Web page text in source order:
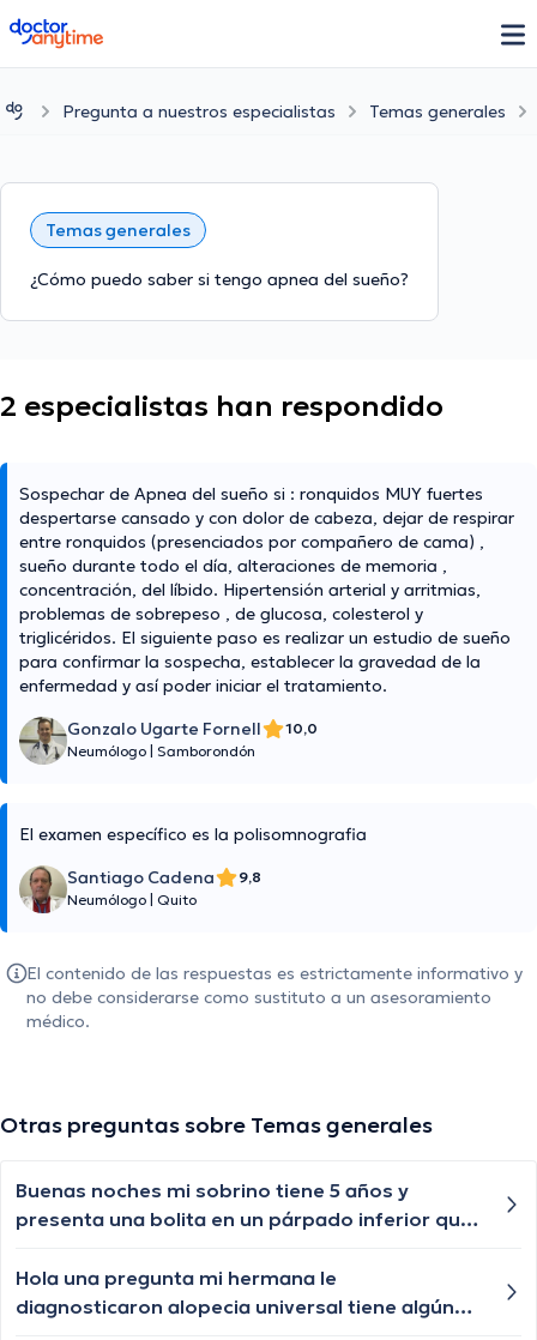
doctoranytime
Pregunta a nuestros especialistas Temas generales
Temas generales
¿Cómo puedo saber si tengo apnea del sueño?
2 especialistas han respondido
Sospechar de Apnea del sueño si : ronquidos MUY fuertes
despertarse cansado y con dolor de cabeza, dejar de respirar
entre ronquidos (presenciados por compañero de cama) ,
sueño durante todo el día, alteraciones de memoria ,
concentración, del líbido. Hipertensión arterial y arritmias,
problemas de sobrepeso , de glucosa, colesterol y
triglicéridos. El siguiente paso es realizar un estudio de sueño
para confirmar la sospecha, establecer la gravedad de la
enfermedad y así poder iniciar el tratamiento.
Gonzalo Ugarte Fornell
10,0
Neumólogo
Samborondón
El examen específico es la polisomnografia
Santiago Cadena
9,8
Neumólogo Quito
El contenido de las respuestas es estrictamente informativo y
no debe considerarse como sustituto a un asesoramiento
médico.
Otras preguntas sobre Temas generales
Buenas noches mi sobrino tiene 5 años y
presenta una bolita en un párpado inferior que
vuelve aparecer, qué especialista nos puede
ayudar?
Hola una pregunta mi hermana le
diagnosticaron alopecia universal tiene algún